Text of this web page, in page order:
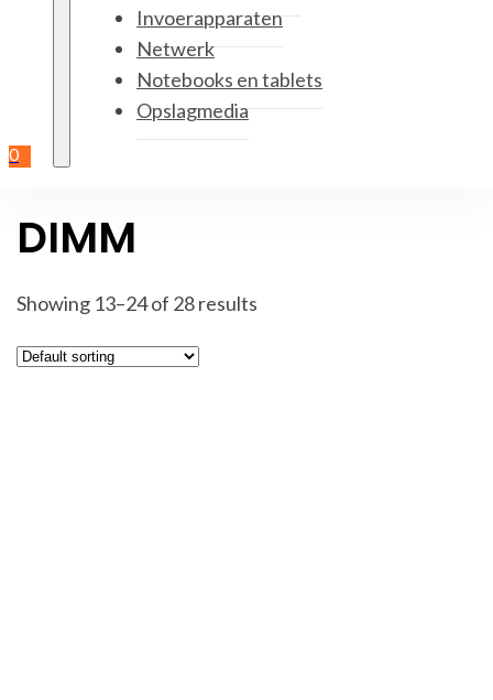
0
Invoerapparaten
Netwerk
Notebooks en tablets
Opslagmedia
DIMM
Showing 13–24 of 28 results